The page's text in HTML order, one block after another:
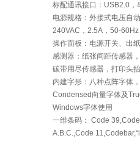
标配通讯接口：USB2.0，
电源规格：外接式电压自
240VAC，2.5A，50-
操作面板：电源开关、出
感测器：纸张间距传感器
碳带用尽传感器，打印头
内建字形：八种点阵字体
Condensed向量字体及
Windows字体使用
一维条码： Code
A.B.C.,Code